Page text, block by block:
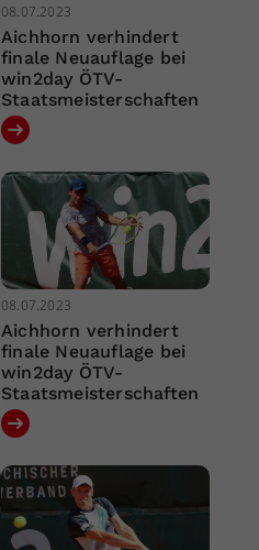
08.07.2023
Aichhorn verhindert
finale Neuauflage bei
win2day ÖTV-
Staatsmeisterschaften
08.07.2023
Aichhorn verhindert
finale Neuauflage bei
win2day ÖTV-
Staatsmeisterschaften